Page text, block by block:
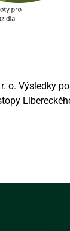
o. Výsledky